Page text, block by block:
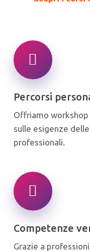
Percorsi
Offriamo
sulle esigenze
professionali.
Competenze
Grazie a